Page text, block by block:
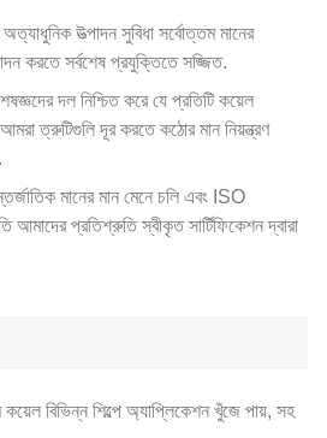
উত্পাদন সুবিধা সর্বোত্তম মানের
করতে সর্বশেষ প্রযুক্তিতে সজ্জিত.
দল নিশ্চিত করে যে প্রতিটি কয়েল
ত্রুটিগুলি দূর করতে কঠোর মান নিয়ন্ত্রণ
মানের মান মেনে চলি এবং ISO
আমাদের প্রতিশ্রুতি স্বীকৃত সার্টিফিকেশন দ্বারা
কয়েল বিভিন্ন শিল্পে অ্যাপ্লিকেশন খুঁজে পায়, সহ